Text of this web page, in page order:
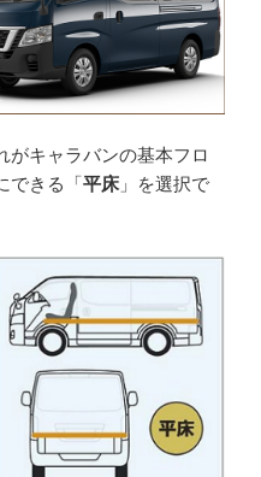
がキャラバンの基本フロ
できる「平床 」を選択で